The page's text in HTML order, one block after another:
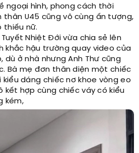
ngoại hình, phong cách thời
U45 cũng vô cùng ấn tượng,
thiếu nữ.
Tuyết Nhiệt Đới vừa chia sẻ lên
khắc hậu trường quay video của
dù ở nhà nhưng Anh Thư cũng
Bà mẹ đơn thân diện một chiếc
dáng chiếc nơ khoe vòng eo
kết hợp cùng chiếc váy có kiểu
kém,